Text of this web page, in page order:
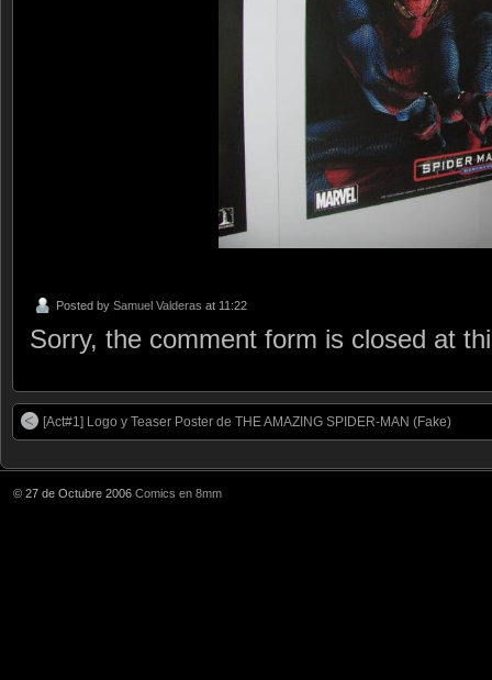
Posted by Samuel Valderas at 11:22
Sorry, the comment form is closed at
[Act#1] Logo y Teaser Poster de THE AMAZING SPIDER-MAN (Fake)
© 27 de Octubre 2006 Comics en 8mm